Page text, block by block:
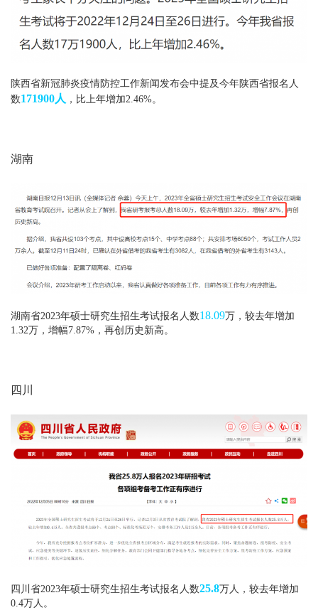
陕西省新冠肺炎疫情防控工作新闻发布会中提及今年陕西省报名人
数171900人 ，比上年增加2.46%。
湖南
湖南省2023年硕士研究生招生考试报名人数18.09万，较去年增加
1.32万，增幅7.87%，再创历史新高。
四川
四川省2023年硕士研究生招生考试报名人数25.8万人，较去年增加
0.4万人。